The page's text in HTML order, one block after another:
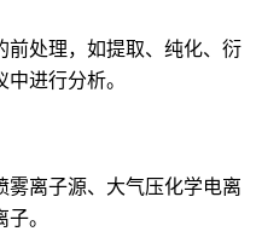
前处理，如提取、纯化、衍
进行分析。
雾离子源、大气压化学电离
。